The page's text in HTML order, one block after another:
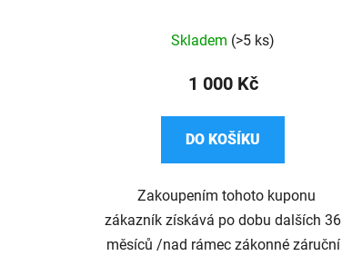
hodnocení
produktu
z
hvězdiček.
Skladem (>5 ks)
1 000 Kč
DO KOŠÍKU
Zakoupením tohoto kuponu
zákazník získává po dobu dalších 36
měsíců /nad rámec zákonné záruční